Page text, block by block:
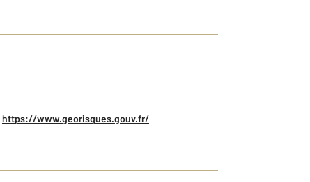
https://www.georisques.gouv.fr/